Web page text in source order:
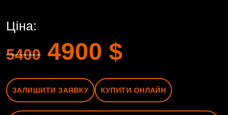
Ціна:
5400 4900 $
ЗАЛИШИТИ ЗАЯВКУ КУПИТИ ОНЛАЙН